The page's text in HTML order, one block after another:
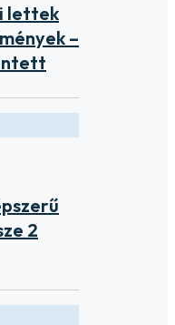
lettek
–
2